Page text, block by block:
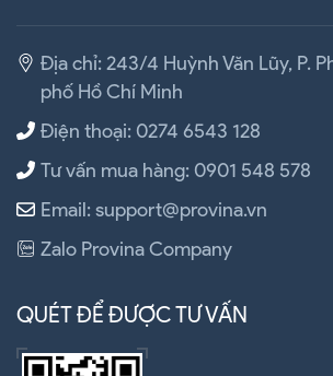
Địa chỉ: 243/4 Huỳnh Văn Lũy, P.
phố Hồ Chí Minh
Điện thoại: 0274 6543 128
Tư vấn mua hàng: 0901 548 578
Email: support@provina.vn
Zalo Provina Company
QUÉT ĐỂ ĐƯỢC TƯ VẤN